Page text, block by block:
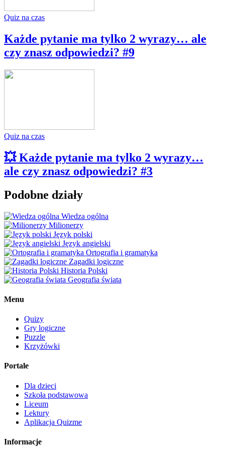
Quiz na czas
Każde pytanie ma tylko 2 wyrazy… ale
czy znasz odpowiedzi? #9
Quiz na czas
💥 Każde pytanie ma tylko 2 wyrazy…
ale czy znasz odpowiedzi? #3
Podobne działy
Wiedza ogólna
Milionerzy
Język polski
Język angielski
Ortografia i gramatyka
Zagadki logiczne
Historia Polski
Geografia świata
Menu
Quizy
Gry logiczne
Puzzle
Krzyżówki
Portale
Dla dzieci
Szkoła podstawowa
Liceum
Lektury
Aplikacja Quizme
Informacje